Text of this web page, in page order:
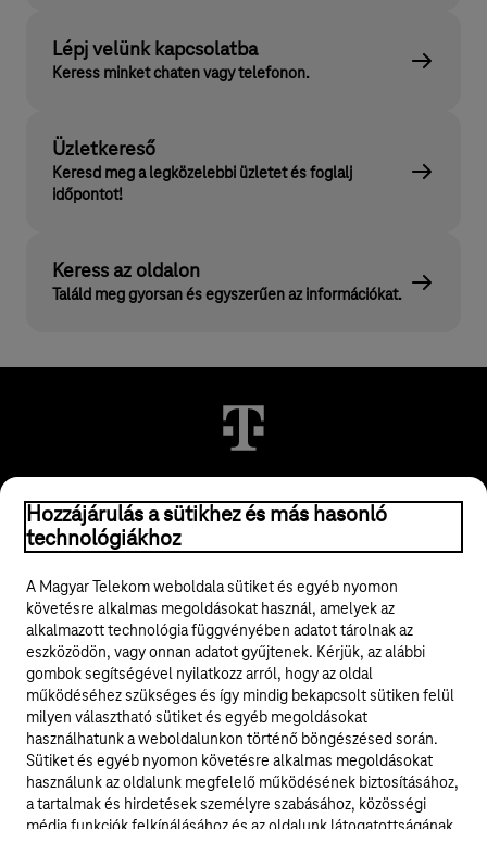
Lépj velünk kapcsolatba
Keress minket chaten vagy telefonon.
Üzletkereső
Keresd meg a legközelebbi üzletet és foglalj
időpontot!
Keress az oldalon
Találd meg gyorsan és egyszerűen az információkat.
© 2026 Magyar Telekom Nyrt.
ÁSZF
Adatvédelem
Felhívások
Hírlevél
Közösségi média
Hozzájárulás a sütikhez és más hasonló
technológiákhoz
A Magyar Telekom weboldala sütiket és egyéb nyomon
követésre alkalmas megoldásokat használ, amelyek az
alkalmazott technológia függvényében adatot tárolnak az
eszközödön, vagy onnan adatot gyűjtenek. Kérjük, az alábbi
gombok segítségével nyilatkozz arról, hogy az oldal
működéséhez szükséges és így mindig bekapcsolt sütiken felül
milyen választható sütiket és egyéb megoldásokat
használhatunk a weboldalunkon történő böngészésed során.
Sütiket és egyéb nyomon követésre alkalmas megoldásokat
használunk az oldalunk megfelelő működésének biztosításához,
a tartalmak és hirdetések személyre szabásához, közösségi
média funkciók felkínálásához és az oldalunk látogatottságának